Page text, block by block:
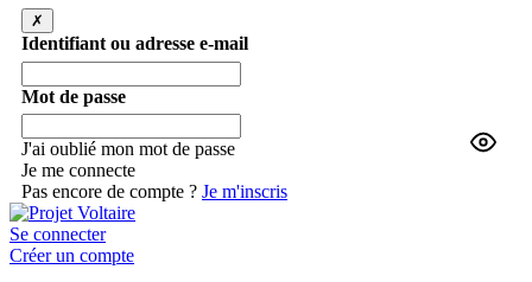
✗
Identifiant ou adresse e-mail
Mot de passe
J'ai oublié mon mot de passe
Je me connecte
Pas encore de compte ? Je m'inscris
Se connecter
Créer un compte